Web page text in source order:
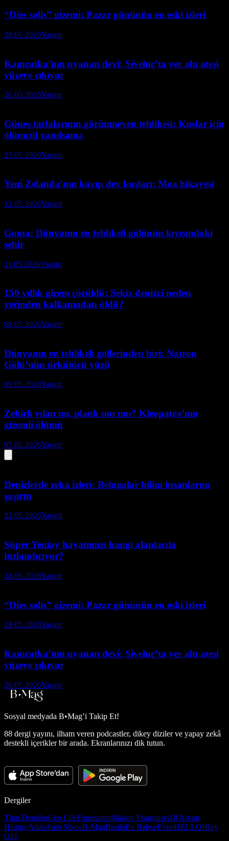
“Dies solis” gizemi: Pazar gününün en eski izleri
28.05.2026Yaşam
Kamçatka’nın uyanan devi: Şiveluç’ta yer altı ateşi
yüzeye çıkıyor
26.05.2026Yaşam
Güneş tarlalarının görünmeyen tehlikesi: Kuşlar için
ölümcül yanılsama
23.05.2026Yaşam
Yeni Zelanda’nın kayıp dev kuşları: Moa hikayesi
12.05.2026Yaşam
Goma: Dünyanın en tehlikeli gölünün kıyısındaki
şehir
11.05.2026Yaşam
150 yıllık gizem çözüldü: Sekiz denizci neden
yerinden kalkamadan öldü?
08.05.2026Yaşam
Dünyanın en tehlikeli göllerinden biri: Natron
Gölü’nün ürkütücü yüzü
09.05.2026Yaşam
Zehirli yılan mı, planlı son mu? Kleopatra’nın
gizemli ölümü
05.05.2026Yaşam
Denizlerde zeka izleri: Belugalar bilim insanlarını
şaşırttı
22.05.2026Yaşam
Süper Yeniay hayatımızı hangi alanlarda
hızlandırıyor?
18.06.2026Yaşam
“Dies solis” gizemi: Pazar gününün en eski izleri
28.05.2026Yaşam
Kamçatka’nın uyanan devi: Şiveluç’ta yer altı ateşi
yüzeye çıkıyor
26.05.2026Yaşam
Sosyal medyada B•Mag’i Takip Et!
88 dergi yayını, ilham veren podcastler, dikey diziler ve yapay zekâ
destekli içerikler bir arada. Ekranlarınızı dik tutun.
Dergiler
Tüm DergilerCeo LifeFormsanteMaison FrançaiseAll About
HistoryAtlasAuto ShowB-MagBurdaEv BahçeEvimHELLO!Hey
Girl